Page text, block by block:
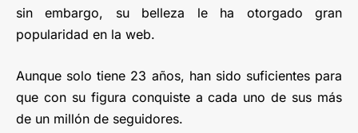
sin embargo, su belleza le ha otorgado gran
popularidad en la web.
Aunque solo tiene 23 años, han sido suficientes para
que con su figura conquiste a cada uno de sus más
de un millón de seguidores.